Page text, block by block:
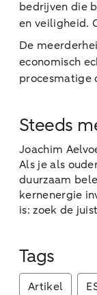
bedrijven die
en veiligheid.
De
economisch
procesmatige
Steeds
Joachim
Als je als
duurzaam
kernenergie
is: zoek de
Tags
Artikel